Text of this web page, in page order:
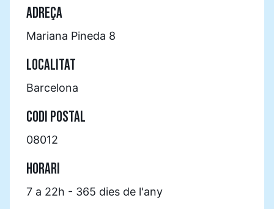
ADREÇA
Mariana Pineda 8
LOCALITAT
Barcelona
CODI POSTAL
08012
HORARI
7 a 22h - 365 dies de l'any